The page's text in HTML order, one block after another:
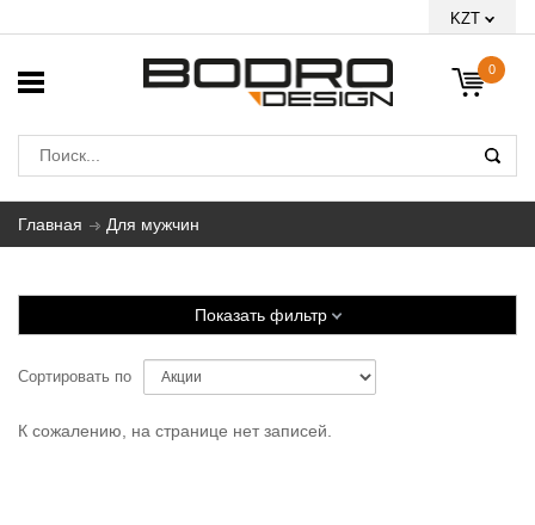
KZT
0
Главная Для мужчин
Показать фильтр
Сортировать по
К сожалению, на странице нет записей.